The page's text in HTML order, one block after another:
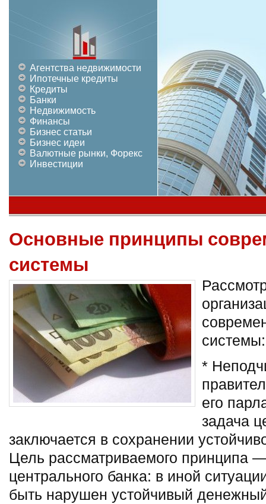
Агентства недвижимости
Ипотечные кредиты
Кредиты
Банки
Недвижимость
Финансы
Бизнес статьи
Бизнес идеи
Валютные рынки, Форекс
Инвестиции
Основные принципы
системы
системы:
*
его
задача
заключается в сохранении
Цель рассматриваемого принципа
центрального банка: в иной
быть нарушен устойчивый